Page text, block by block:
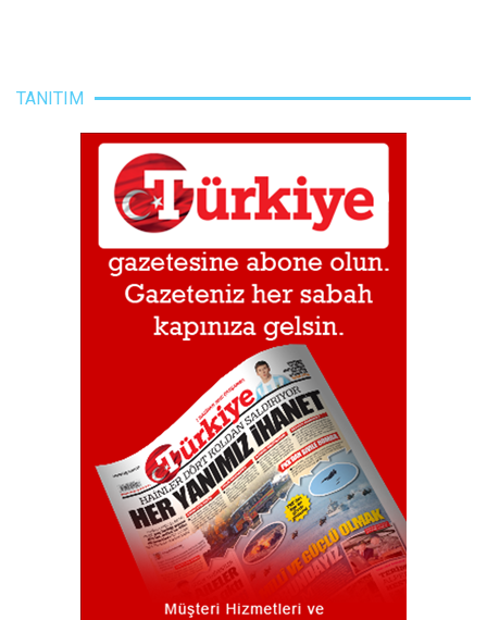
TANITIM